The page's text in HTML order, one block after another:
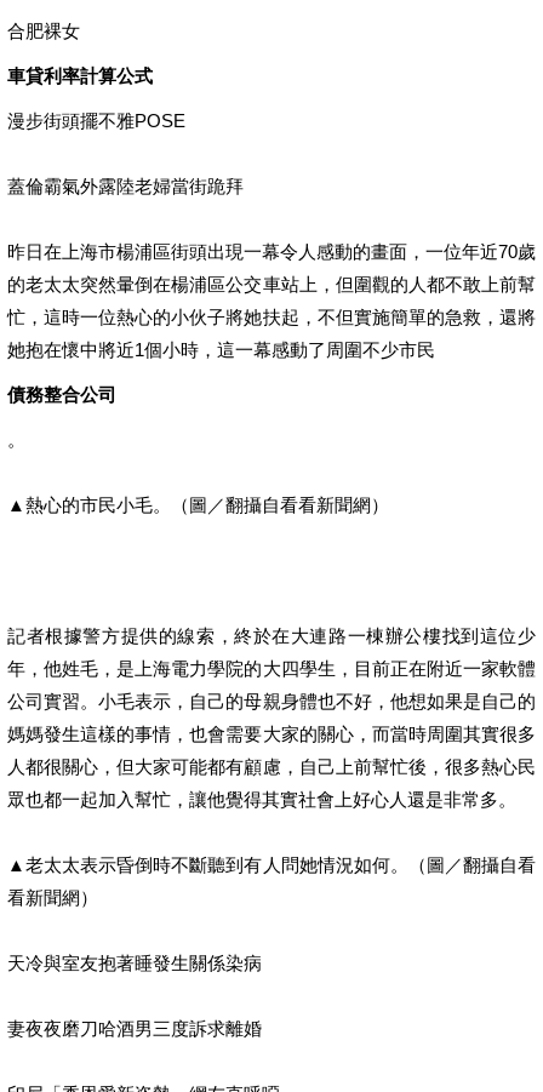
合肥裸女
車貸利率計算公式
漫步街頭擺不雅POSE
蓋倫霸氣外露陸老婦當街跪拜
昨日在上海市楊浦區街頭出現一幕令人感動的畫面，一位年近70歲
的老太太突然暈倒在楊浦區公交車站上，但圍觀的人都不敢上前幫
忙，這時一位熱心的小伙子將她扶起，不但實施簡單的急救，還將
她抱在懷中將近1個小時，這一幕感動了周圍不少市民
債務整合公司
。
▲熱心的市民小毛。（圖／翻攝自看看新聞網）
記者根據警方提供的線索，終於在大連路一棟辦公樓找到這位少
年，他姓毛，是上海電力學院的大四學生，目前正在附近一家軟體
公司實習。小毛表示，自己的母親身體也不好，他想如果是自己的
媽媽發生這樣的事情，也會需要大家的關心，而當時周圍其實很多
人都很關心，但大家可能都有顧慮，自己上前幫忙後，很多熱心民
眾也都一起加入幫忙，讓他覺得其實社會上好心人還是非常多。
▲老太太表示昏倒時不斷聽到有人問她情況如何。（圖／翻攝自看
看新聞網）
天冷與室友抱著睡發生關係染病
妻夜夜磨刀哈酒男三度訴求離婚